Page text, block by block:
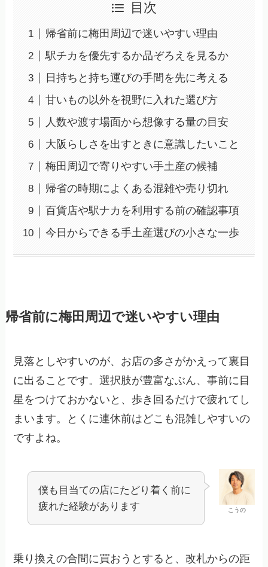
目次
帰省前に梅田周辺で迷いやすい理由
駅チカを優先するか品ぞろえを見るか
日持ちと持ち運びの手間を先に考える
甘いもの以外を視野に入れた選び方
人数や渡す場面から想像する量の目安
大阪らしさを出すときに意識したいこと
梅田周辺で寄りやすい手土産の候補
帰省の時期によくある混雑や売り切れ
百貨店や駅ナカを利用する前の確認事項
今日からできる手土産選びの小さな一歩
帰省前に梅田周辺で迷いやすい理由
見落としやすいのが、お店の多さがかえって裏目
に出ることです。選択肢が豊富なぶん、事前に目
星をつけておかないと、歩き回るだけで疲れてし
まいます。とくに連休前はどこも混雑しやすいの
ですよね。
こうの
僕も目当ての店にたどり着く前に
疲れた経験があります
乗り換えの合間に買おうとすると、改札からの距